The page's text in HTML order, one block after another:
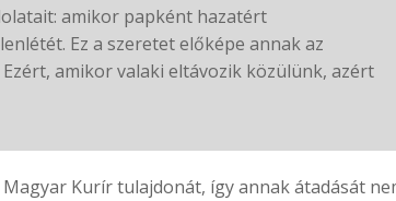
amikor papként hazatért
Ez a szeretet előképe annak az
amikor valaki eltávozik közülünk, azért
Kurír tulajdonát, így annak átadását